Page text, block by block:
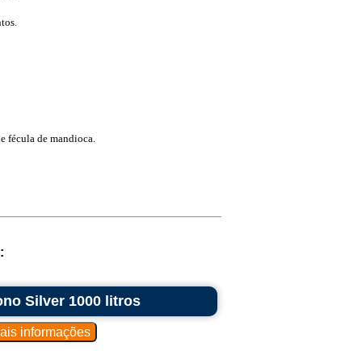
fécula de mandioca.
Silver 1000 litros